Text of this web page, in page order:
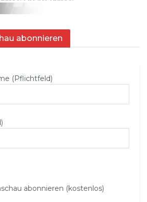
abonnieren
(Pflichtfeld)
abonnieren (kostenlos)